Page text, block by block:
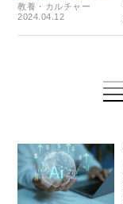
教養・カルチャー
2024.04.12